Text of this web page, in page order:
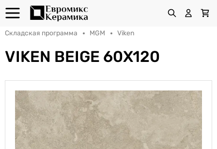
Складская программа MGM Viken
VIKEN BEIGE 60X120